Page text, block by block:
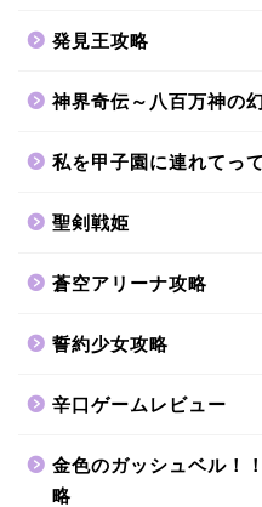
発見王攻略
神界奇伝～八百万神の
私を甲子園に連れてっ
聖剣戦姫
蒼空アリーナ攻略
誓約少女攻略
辛口ゲームレビュー
金色のガッシュベル！
略